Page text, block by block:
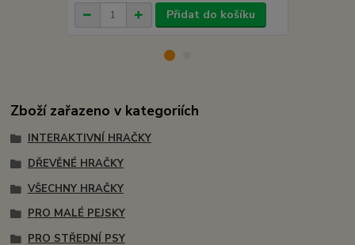
Přidat do košíku
Zboží zařazeno v kategoriích
INTERAKTIVNÍ HRAČKY
DŘEVĚNÉ HRAČKY
VŠECHNY HRAČKY
PRO MALÉ PEJSKY
PRO STŘEDNÍ PSY